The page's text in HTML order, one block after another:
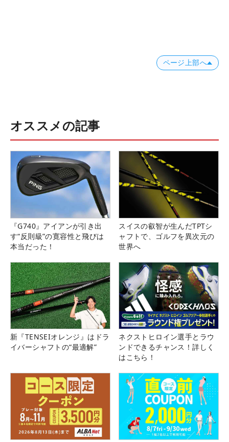
ページ上部へ
オススメの記事
『G740』アイアンが引き出
す“反則級”の寛容性と飛びは
本当だった！
スイスの叡智が生んだTPTシ
ャフトで、ゴルフを異次元の
世界へ
新『TENSEIオレンジ』はドラ
イバーシャフトの“最適解”
ネクストヒロイン選手とラウ
ンドできるチャンス！詳しく
はこちら！